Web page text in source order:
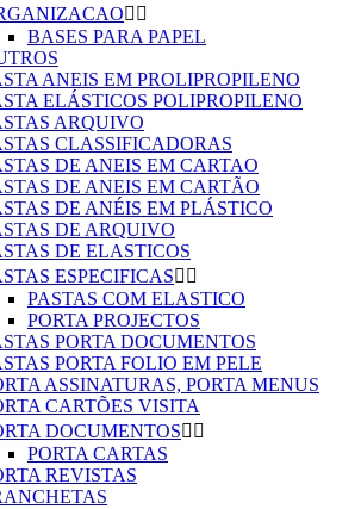
 
BASES PARA PAPEL
ANEIS EM PROLIPROPILENO
ELÁSTICOS POLIPROPILENO
ARQUIVO
CLASSIFICADORAS
DE ANEIS EM CARTAO
DE ANEIS EM CARTÃO
DE ANÉIS EM PLÁSTICO
DE ARQUIVO
DE ELASTICOS
ESPECIFICAS 
PASTAS COM ELASTICO
PORTA PROJECTOS
PORTA DOCUMENTOS
PORTA FOLIO EM PELE
ASSINATURAS, PORTA MENUS
CARTÕES VISITA
DOCUMENTOS 
PORTA CARTAS
REVISTAS